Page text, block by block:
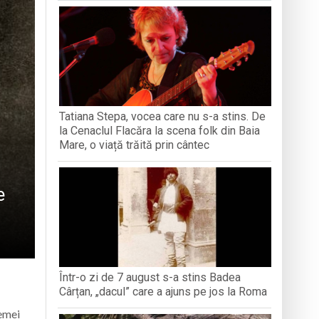
dedicat marelui voievod, la
stres, iar una dezvoltă anxietate,
orașul dintr-o perspectivă diferită
propriul talisman „prinzător de vise”
Tatiana Stepa, vocea care nu s-a stins. De
la Cenaclul Flacăra la scena folk din Baia
Mare, o viață trăită prin cântec
Într-o zi de 7 august s-a stins Badea
Cârțan, „dacul” care a ajuns pe jos la Roma